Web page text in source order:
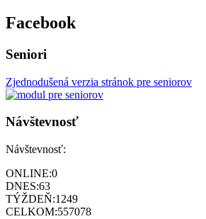
Facebook
Seniori
Zjednodušená verzia stránok pre seniorov
Návštevnosť
Návštevnosť:
ONLINE:0
DNES:63
TÝŽDEŇ:1249
CELKOM:557078